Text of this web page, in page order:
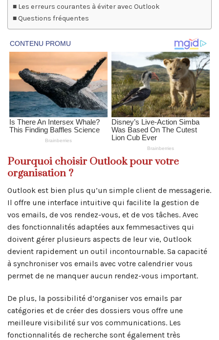
Les erreurs courantes à éviter avec Outlook
Questions fréquentes
Pourquoi choisir Outlook pour votre
organisation ?
Outlook est bien plus qu’un simple client de messagerie.
Il offre une interface intuitive qui facilite la gestion de
vos emails, de vos rendez-vous, et de vos tâches. Avec
des fonctionnalités adaptées aux femmesactives qui
doivent gérer plusieurs aspects de leur vie, Outlook
devient rapidement un outil incontournable. Sa capacité
à synchroniser vos emails avec votre calendrier vous
permet de ne manquer aucun rendez-vous important.
De plus, la possibilité d’organiser vos emails par
catégories et de créer des dossiers vous offre une
meilleure visibilité sur vos communications. Les
fonctionnalités de recherche sont également très